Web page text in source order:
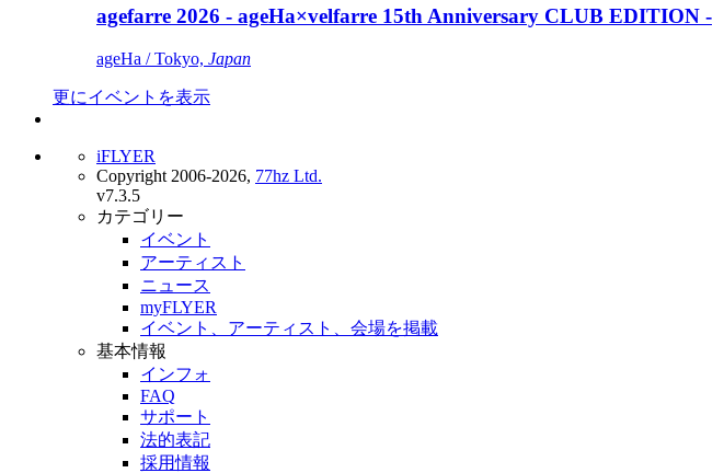
agefarre 2026 - ageHa×velfarre 15th Anniversary CLUB EDITION -
ageHa / Tokyo, Japan
更にイベントを表示
iFLYER
Copyright 2006-2026, 77hz Ltd.
v7.3.5
カテゴリー
イベント
アーティスト
ニュース
myFLYER
イベント、アーティスト、会場を掲載
基本情報
インフォ
FAQ
サポート
法的表記
採用情報